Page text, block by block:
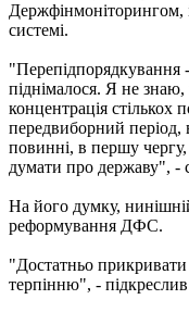
системі.
"Перепідпорядкування
піднімалося. Я не
концентрація стількох
передвиборний
повинні, в першу чергу,
думати про державу", -
На його думку,
реформування ДФС.
"Достатньо
терпінню", -